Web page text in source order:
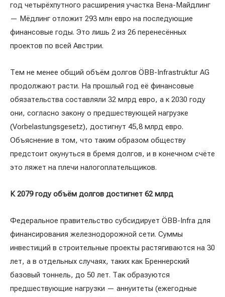
год четырёхпутного расширения участка Вена-Майдлинг
— Мёдлинг отложит 293 млн евро на последующие
финансовые годы. Это лишь 2 из 26 перенесённых
проектов по всей Австрии.
Тем не менее общий объём долгов ÖBB-Infrastruktur AG
продолжают расти. На прошлый год её финансовые
обязательства составляли 32 млрд евро, а к 2030 году
они, согласно закону о предшествующей нагрузке
(Vorbelastungsgesetz), достигнут 45,8 млрд евро.
Объяснение в том, что таким образом обществу
предстоит окунуться в бремя долгов, и в конечном счёте
это ляжет на плечи налогоплательщиков.
К 2079 году объём долгов достигнет 62 млрд
Федеральное правительство субсидирует ÖBB-Infra для
финансирования железнодорожной сети. Суммы
инвестиций в строительные проекты растягиваются на 30
лет, а в отдельных случаях, таких как Бреннерский
базовый тоннель, до 50 лет. Так образуются
предшествующие нагрузки — аннуитеты (ежегодные